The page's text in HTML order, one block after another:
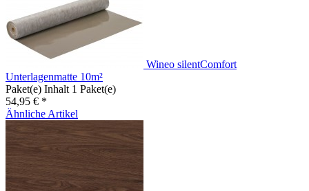
Wineo silentComfort
Unterlagenmatte 10m²
Paket(e) Inhalt 1 Paket(e)
54,95 € *
Ähnliche Artikel